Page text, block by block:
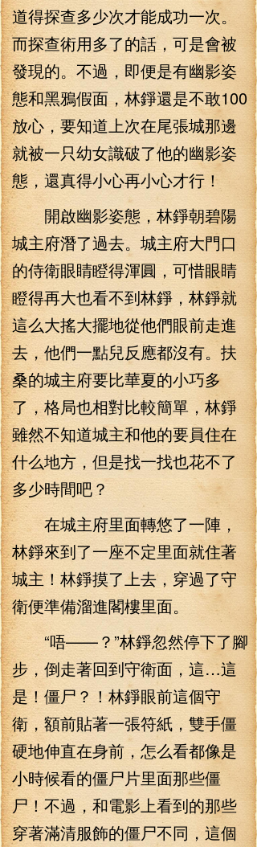
道得探查多少次才能成功一次。
而探查術用多了的話，可是會被
發現的。不過，即便是有幽影姿
態和黑鴉假面，林錚還是不敢100
放心，要知道上次在尾張城那邊
就被一只幼女識破了他的幽影姿
態，還真得小心再小心才行！
開啟幽影姿態，林錚朝碧陽
城主府潛了過去。城主府大門口
的侍衛眼睛瞪得渾圓，可惜眼睛
瞪得再大也看不到林錚，林錚就
這么大搖大擺地從他們眼前走進
去，他們一點兒反應都沒有。扶
桑的城主府要比華夏的小巧多
了，格局也相對比較簡單，林錚
雖然不知道城主和他的要員住在
什么地方，但是找一找也花不了
多少時間吧？
在城主府里面轉悠了一陣，
林錚來到了一座不定里面就住著
城主！林錚摸了上去，穿過了守
衛便準備溜進閣樓里面。
“唔——？”林錚忽然停下了腳
步，倒走著回到守衛面，這…這
是！僵尸？！林錚眼前這個守
衛，額前貼著一張符紙，雙手僵
硬地伸直在身前，怎么看都像是
小時候看的僵尸片里面那些僵
尸！不過，和電影上看到的那些
穿著滿清服飾的僵尸不同，這個